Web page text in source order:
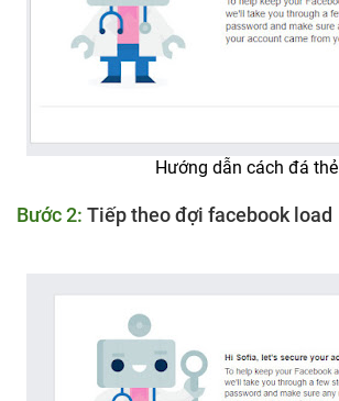
Hướng dẫn cách đá thẻ
Bước 2: Tiếp theo đợi facebook load